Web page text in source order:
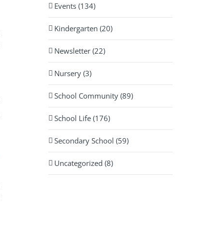
Events (134)
Kindergarten (20)
Newsletter (22)
Nursery (3)
School Community (89)
School Life (176)
Secondary School (59)
Uncategorized (8)